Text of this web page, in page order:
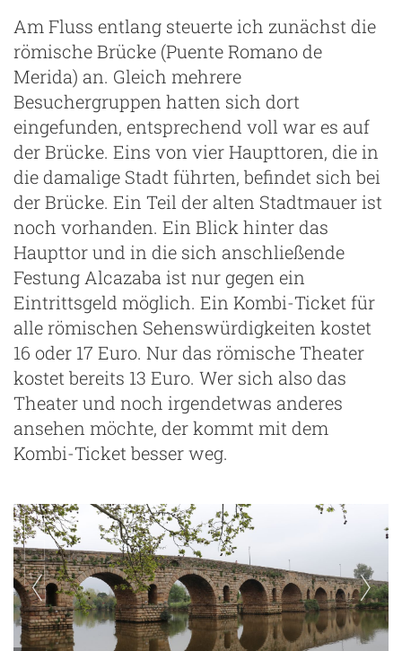
Am Fluss entlang steuerte ich zunächst die
römische Brücke (Puente Romano de
Merida) an. Gleich mehrere
Besuchergruppen hatten sich dort
eingefunden, entsprechend voll war es auf
der Brücke. Eins von vier Haupttoren, die in
die damalige Stadt führten, befindet sich bei
der Brücke. Ein Teil der alten Stadtmauer ist
noch vorhanden. Ein Blick hinter das
Haupttor und in die sich anschließende
Festung Alcazaba ist nur gegen ein
Eintrittsgeld möglich. Ein Kombi-Ticket für
alle römischen Sehenswürdigkeiten kostet
16 oder 17 Euro. Nur das römische Theater
kostet bereits 13 Euro. Wer sich also das
Theater und noch irgendetwas anderes
ansehen möchte, der kommt mit dem
Kombi-Ticket besser weg.